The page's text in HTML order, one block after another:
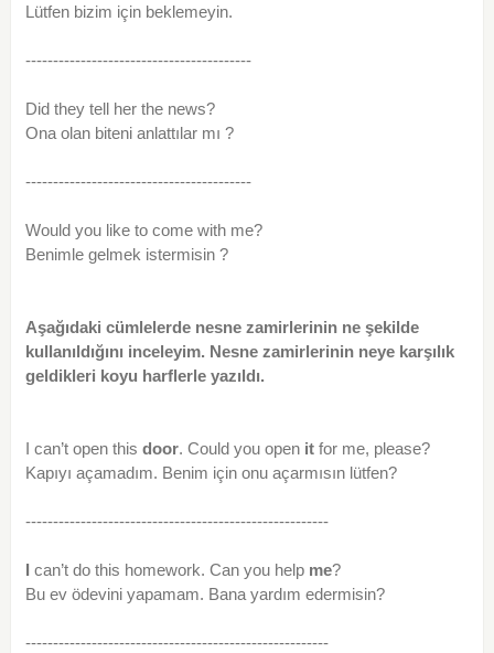
Lütfen bizim için beklemeyin.
-----------------------------------------
Did they tell her the news?
Ona olan biteni anlattılar mı ?
-----------------------------------------
Would you like to come with me?
Benimle gelmek istermisin ?
Aşağıdaki cümlelerde nesne zamirlerinin ne şekilde
kullanıldığını inceleyim. Nesne zamirlerinin neye karşılık
geldikleri koyu harflerle yazıldı.
I can’t open this door. Could you open itfor me, please?
Kapıyı açamadım. Benim için onu açarmısın lütfen?
-------------------------------------------------------
I can’t do this homework. Can you helpme?
Bu ev ödevini yapamam. Bana yardım edermisin?
-------------------------------------------------------